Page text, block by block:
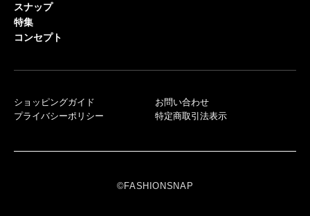
スナップ
特集
コンセプト
ショッピングガイド
プライバシーポリシー
お問い合わせ
特定商取引法表示
©FASHIONSNAP